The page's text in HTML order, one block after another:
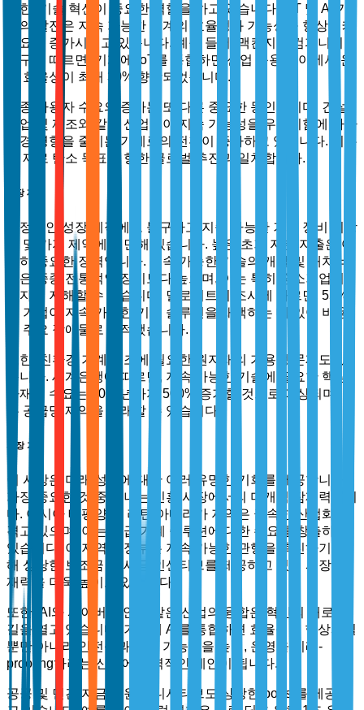
또한, 기술 혁신이 중요한 역할을 하고 있습니다. IoT 및 AI 기
술의 발전은 지속 가능한 기계의 효율성과 기능성을 향상시켜
수요를 증가시키고 있습니다. 예를 들어, 맥킨지 & 컴퍼니의
연구에 따르면, 기계에 IoT를 통합하면 산업 응용 분야에서 운
영 효율성이 최대 30% 향상되었습니다.
최종 사용자 수요의 증가는 또 다른 중요한 동인입니다. 건설,
농업 및 제조와 같은 산업들이 지속 가능성을 우선시함에 따라
환경 영향을 줄이는 기계로의 전환이 증가하고 있습니다. 이는
넷 제로 탄소 목표를 향한 글로벌 추진과 일치합니다.
시장 제약
긍정적인 성장 궤적에도 불구하고 지속 가능한 기계 장비 시장
은 몇 가지 제약에 직면해 있습니다. 높은 초기 자본 지출은 여
전히 중요한 장벽입니다. 지속 가능한 기술의 개발 및 배치 비
용은 종종 전통적인 장비보다 높으며, 이는 특히 중소기업의
투자를 저해할 수 있습니다. 딜로이트의 조사에 따르면, 55%
의 기업이 지속 가능한 기계 솔루션을 채택하는 데 있어 비용
을 주요 장애물로 지적했습니다.
또한, 친환경 기계 제조에 필요한 원자재의 가용성 문제도 있
습니다. 세계은행에 따르면, 지속 가능한 기술에 필요한 핵심
자재의 수요는 2050년까지 500% 증가할 것으로 예상되며, 이
는 공급망 제약을 초래할 수 있습니다.
시장 기회
이 시장은 미래 성장에 대한 여러 유망한 기회를 제공합니다.
가장 중요한 것 중 하나는 신흥 시장에서의 미개척 잠재력입니
다. 아시아 태평양 및 라틴 아메리카 지역은 급속한 산업화를
겪고 있으며, 이는 고급 기계 솔루션에 대한 수요를 창출하고
있습니다. 이 지역의 정부는 지속 가능한 관행을 촉진하기 위
해 상당한 보조금 및 세금 인센티브를 제공하고 있어 시장 잠
재력을 더욱 높이고 있습니다.
또한, AI와 사이버 보안과 같은 산업의 융합은 혁신의 새로운
길을 열고 있습니다. 기계에 AI를 통합하면 효율성을 향상시킬
뿐만 아니라 안전성과 예측 가능성을 높여, 운영을 미래-
proofing하려는 산업에 매력적인 제안이 됩니다.
공공 및 민간 자금 지원 이니셔티브도 상당한 boost를 제공하